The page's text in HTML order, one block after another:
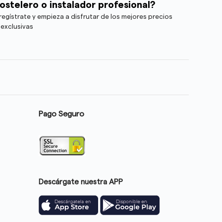
o instalador profesional?
y empieza a disfrutar de los mejores precios
Pago Seguro
Descárgate nuestra APP